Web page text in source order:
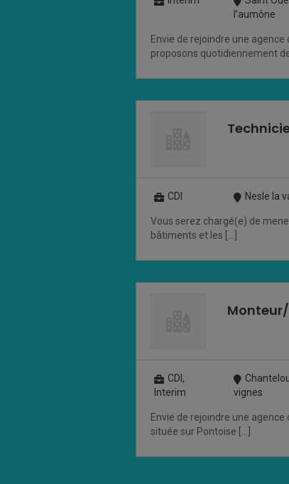
l’aumône
Envie de rejoindre une
proposons quotidiennement
CDI Nesle la
Vous serez chargé(e) de
bâtiments et les […]
CDI,
Interim
vignes
Envie de rejoindre une agence
située sur Pontoise […]